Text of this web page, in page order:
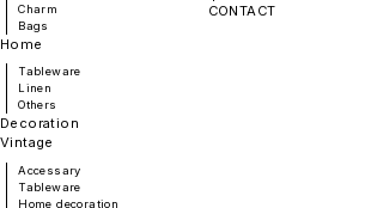
Charm
Bags
Home
Tableware
Linen
Others
Decoration
Vintage
Accessary
Tableware
Home decoration
CONTACT